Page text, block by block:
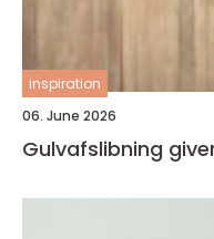
inspiration
06. June 2026
Gulvafslibning